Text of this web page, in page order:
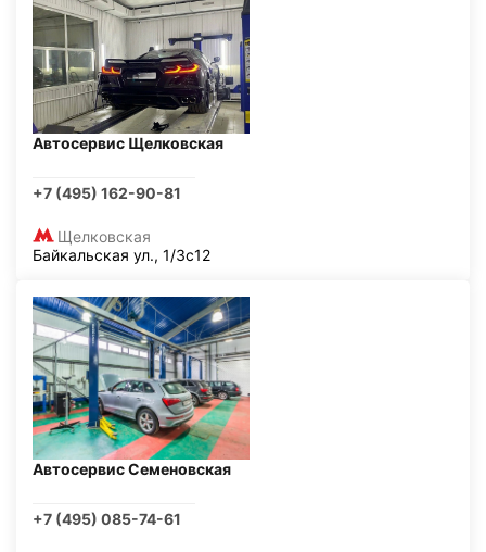
Автосервис Щелковская
+7 (495) 162-90-81
Щелковская
Байкальская ул., 1/3с12
Автосервис Семеновская
+7 (495) 085-74-61